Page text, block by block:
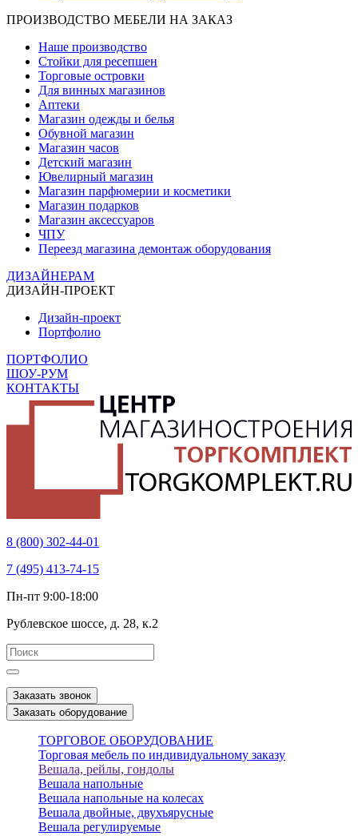
ПРОИЗВОДСТВО МЕБЕЛИ НА ЗАКАЗ
Наше производство
Стойки для ресепшен
Торговые островки
Для винных магазинов
Аптеки
Магазин одежды и белья
Обувной магазин
Магазин часов
Детский магазин
Ювелирный магазин
Магазин парфюмерии и косметики
Магазин подарков
Магазин аксессуаров
ЧПУ
Переезд магазина демонтаж оборудования
ДИЗАЙНЕРАМ
ДИЗАЙН-ПРОЕКТ
Дизайн-проект
Портфолио
ПОРТФОЛИО
ШОУ-РУМ
КОНТАКТЫ
8 (800) 302-44-01
7 (495) 413-74-15
Пн-пт 9:00-18:00
Рублевское шоссе, д. 28, к.2
Заказать звонок
Заказать оборудование
ТОРГОВОЕ ОБОРУДОВАНИЕ
Торговая мебель по индивидуальному заказу
Вешала, рейлы, гондолы
Вешала напольные
Вешала напольные на колесах
Вешала двойные, двухъярусные
Вешала регулируемые